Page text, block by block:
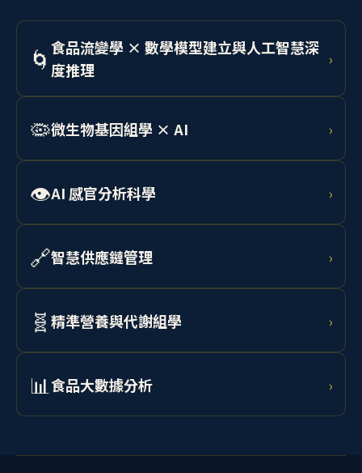
🌀 食品流變學 × 數學模型建立與人工智慧深
度推理
›
學習 Herschel-Bulkley 模型與 Cox-Merz 法則，結合機
工業產線品質控制。
🦠微生物基因組學 × AI ›
整合定序技術與深度學習，分析食品相關微生物基因
預測。
👁️AI 感官分析科學 ›
結合非破壞性加工技術、電腦視覺與光譜分析進行食品
析。
🔗智慧供應鏈管理 ›
學習 AI 需求預測、RFID 追蹤、區塊鏈溯源與物聯網監
🧬 精準營養與代謝組學 ›
結合腸道微生物體分析、代謝組學資料與 AI 模型，為個
📊食品大數據分析 ›
學習 Python、R 語言、RSM 實驗設計、機器學習與統計
資料。